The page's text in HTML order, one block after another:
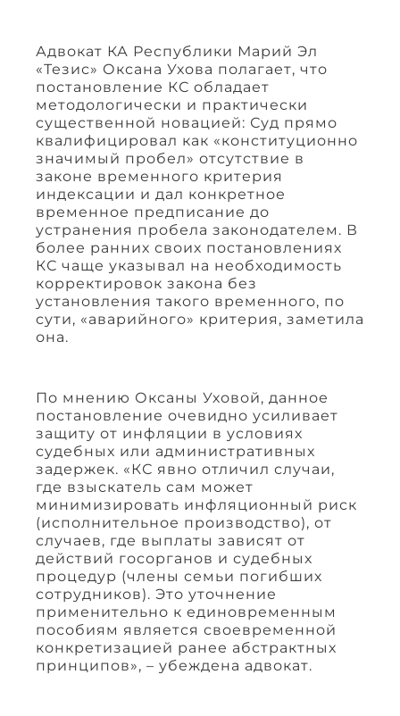
Адвокат КА Республики Марий Эл
«Тезис» Оксана Ухова полагает, что
постановление КС обладает
методологически и практически
существенной новацией: Суд прямо
квалифицировал как «конституционно
значимый пробел» отсутствие в
законе временного критерия
индексации и дал конкретное
временное предписание до
устранения пробела законодателем. В
более ранних своих постановлениях
КС чаще указывал на необходимость
корректировок закона без
установления такого временного, по
сути, «аварийного» критерия, заметила
она.
По мнению Оксаны Уховой, данное
постановление очевидно усиливает
защиту от инфляции в условиях
судебных или административных
задержек. «КС явно отличил случаи,
где взыскатель сам может
минимизировать инфляционный риск
(исполнительное производство), от
случаев, где выплаты зависят от
действий госорганов и судебных
процедур (члены семьи погибших
сотрудников). Это уточнение
применительно к единовременным
пособиям является своевременной
конкретизацией ранее абстрактных
принципов», – убеждена адвокат.